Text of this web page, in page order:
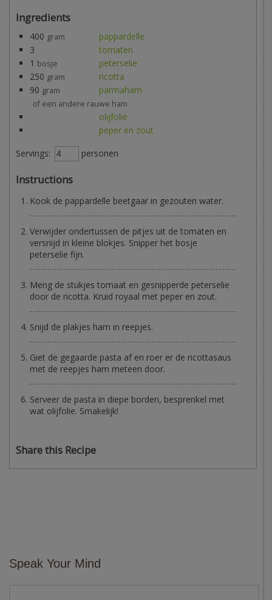
Ingredients
400 gram
pappardelle
3
tomaten
1 bosje
peterselie
250 gram
ricotta
90 gram parmaham
of een andere rauwe ham
olijfolie
peper en zout
Servings:
personen
Instructions
Kook de pappardelle beetgaar in gezouten water.
Verwijder ondertussen de pitjes uit de tomaten en
versnijd in kleine blokjes. Snipper het bosje
peterselie fijn.
Meng de stukjes tomaat en gesnipperde peterselie
door de ricotta. Kruid royaal met peper en zout.
Snijd de plakjes ham in reepjes.
Giet de gegaarde pasta af en roer er de ricottasaus
met de reepjes ham meteen door.
Serveer de pasta in diepe borden, besprenkel met
wat olijfolie. Smakelijk!
Share this Recipe
Speak Your Mind